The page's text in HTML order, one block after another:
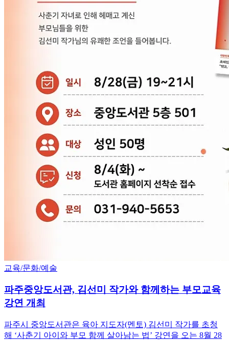
교육/문화/예술
파주중앙도서관, 김선미 작가와 함께하는 부모교육
강연 개최
파주시 중앙도서관은 육아 지도자(멘토) 김선미 작가를 초청
해 ‘사춘기 아이와 부모 함께 살아남는 법’ 강연을 오는 8월 28